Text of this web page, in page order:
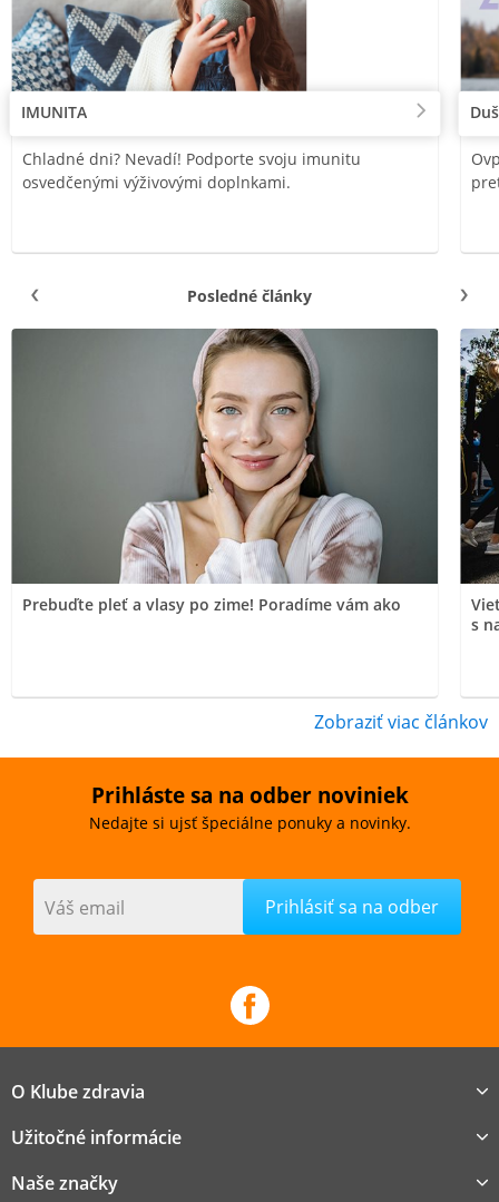
IMUNITA
Chladné dni? Nevadí! Podporte svoju imunitu
osvedčenými výživovými doplnkami.
Posledné články
Prebuďte pleť a vlasy po zime! Poradíme vám ako
s
Zobraziť viac článkov
Prihláste sa na odber noviniek
Nedajte si ujsť špeciálne ponuky a novinky.
Váš email
O Klube zdravia
Užitočné informácie
Naše značky